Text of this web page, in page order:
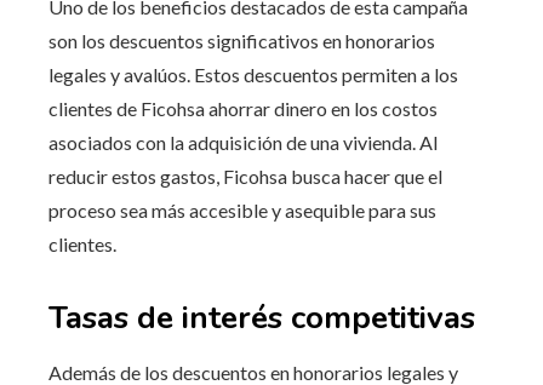
Uno de los beneficios destacados de esta campaña
son los descuentos significativos en honorarios
legales y avalúos. Estos descuentos permiten a los
clientes de Ficohsa ahorrar dinero en los costos
asociados con la adquisición de una vivienda. Al
reducir estos gastos, Ficohsa busca hacer que el
proceso sea más accesible y asequible para sus
clientes.
Tasas de interés competitivas
Además de los descuentos en honorarios legales y